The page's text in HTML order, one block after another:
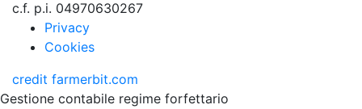
c.f. p.i. 04970630267
Privacy
Cookies
credit farmerbit.com
Gestione contabile regime forfettario